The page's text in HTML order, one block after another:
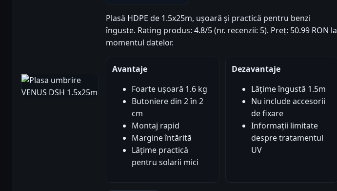
Plasă HDPE de 1.5x25m, ușoară și practică pentru benzi
înguste. Rating produs: 4.8/5 (nr. recenzii: 5). Preț: 50.99 RON la
momentul datelor.
Avantaje
Foarte ușoară 1.6 kg
Butoniere din 2 în 2
cm
Montaj rapid
Margine întărită
Lățime practică
pentru solarii mici
Dezavantaje
Lățime îngustă 1.5m
Nu include accesorii
de fixare
Informații limitate
despre tratamentul
UV